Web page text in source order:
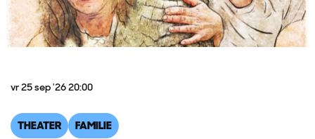
THEATER FAMILIE
vr 25 sep '2620:00